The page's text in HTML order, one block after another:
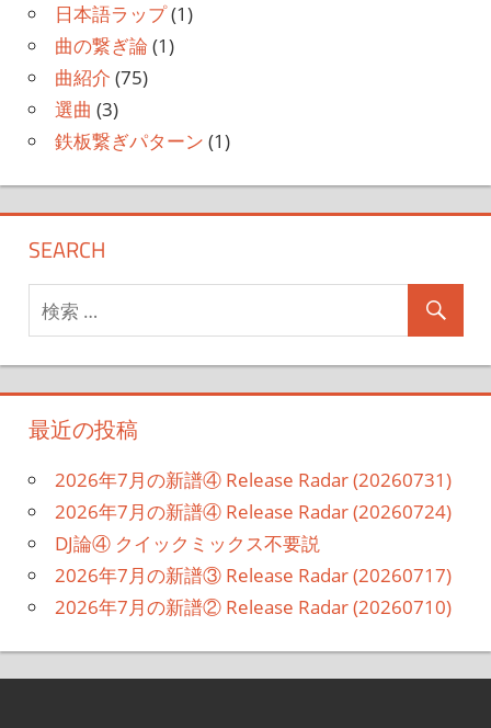
日本語ラップ(1)
曲の繋ぎ論 (1)
曲紹介 (75)
選曲 (3)
鉄板繋ぎパターン (1)
SEARCH
最近の投稿
2026年7月の新譜④ Release Radar (20260731)
2026年7月の新譜④ Release Radar (20260724)
DJ論④ クイックミックス不要説
2026年7月の新譜③ Release Radar (20260717)
2026年7月の新譜② Release Radar (20260710)